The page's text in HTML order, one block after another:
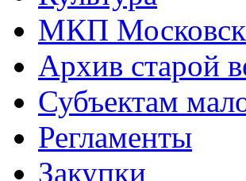
МКП
Архив старой
Субъектам
Регламенты
Закупки